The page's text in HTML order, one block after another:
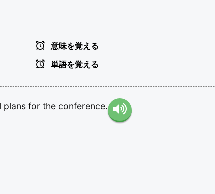
意味を覚える
単語を覚える
plans for the conference.